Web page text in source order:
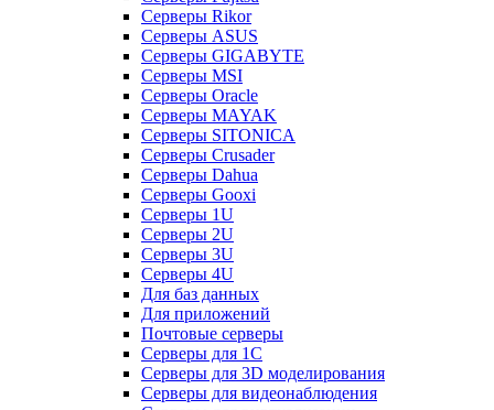
Серверы Rikor
Серверы ASUS
Серверы GIGABYTE
Серверы MSI
Серверы Oracle
Серверы MAYAK
Серверы SITONICA
Серверы Crusader
Серверы Dahua
Серверы Gooxi
Серверы 1U
Серверы 2U
Серверы 3U
Серверы 4U
Для баз данных
Для приложений
Почтовые серверы
Серверы для 1С
Серверы для 3D моделирования
Серверы для видеонаблюдения